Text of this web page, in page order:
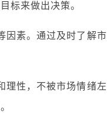
标来做出决策。
因素。通过及时了解市
理性，不被市场情绪左